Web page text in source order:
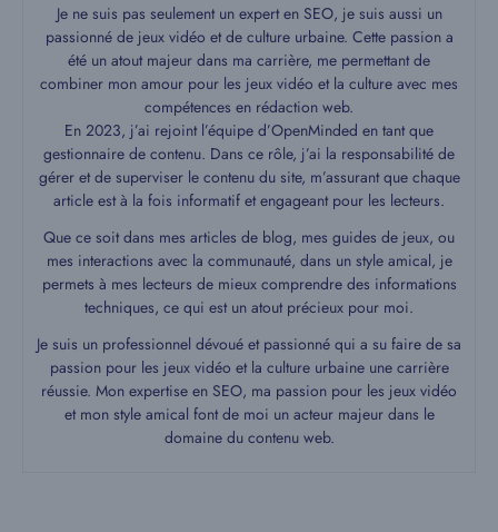
Je ne suis pas seulement un expert en SEO, je suis aussi un
passionné de jeux vidéo et de culture urbaine. Cette passion a
été un atout majeur dans ma carrière, me permettant de
combiner mon amour pour les jeux vidéo et la culture avec mes
compétences en rédaction web.
En 2023, j’ai rejoint l’équipe d’OpenMinded en tant que
gestionnaire de contenu. Dans ce rôle, j’ai la responsabilité de
gérer et de superviser le contenu du site, m’assurant que chaque
article est à la fois informatif et engageant pour les lecteurs.
Que ce soit dans mes articles de blog, mes guides de jeux, ou
mes interactions avec la communauté, dans un style amical, je
permets à mes lecteurs de mieux comprendre des informations
techniques, ce qui est un atout précieux pour moi.
Je suis un professionnel dévoué et passionné qui a su faire de sa
passion pour les jeux vidéo et la culture urbaine une carrière
réussie. Mon expertise en SEO, ma passion pour les jeux vidéo
et mon style amical font de moi un acteur majeur dans le
domaine du contenu web.